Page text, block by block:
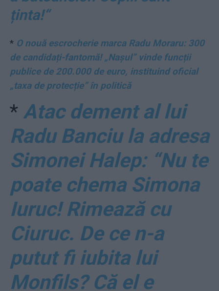
ținta!“
* O nouă escrocherie marca Radu Moraru: 300
de candidați-fantomă! „Nașul” vinde funcții
publice de 200.000 de euro, instituind oficial
„taxa de protecție” în politică
* Atac dement al lui
Radu Banciu la adresa
Simonei Halep: “Nu te
poate chema Simona
Iuruc! Rimează cu
Ciuruc. De ce n-a
putut fi iubita lui
Monfils? Că el e